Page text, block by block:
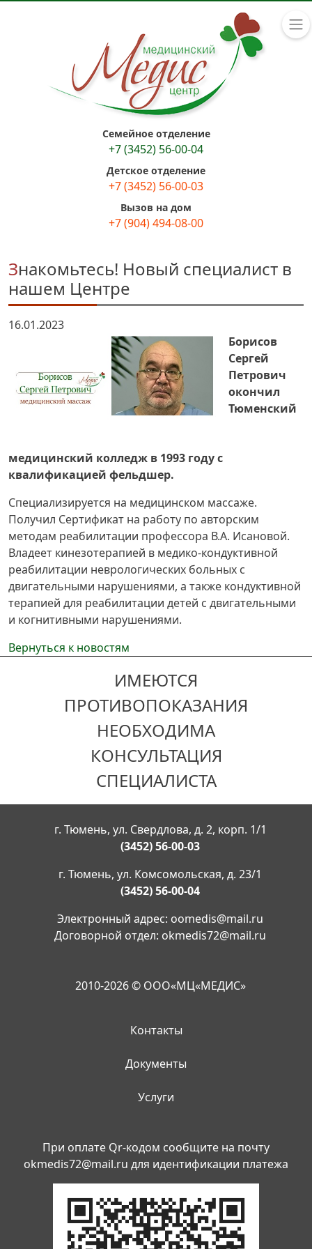
Семейное отделение
+7 (3452) 56-00-04
Детское отделение
+7 (3452) 56-00-03
Вызов на дом
+7 (904) 494-08-00
Знакомьтесь! Новый специалист в
нашем Центре
16.01.2023
Борисов
Сергей
Петрович
окончил
Тюменский
медицинский колледж в 1993 году с
квалификацией фельдшер.
Специализируется на медицинском массаже.
Получил Сертификат на работу по авторским
методам реабилитации профессора В.А. Исановой.
Владеет кинезотерапией в медико-кондуктивной
реабилитации неврологических больных с
двигательными нарушениями, а также кондуктивной
терапией для реабилитации детей с двигательными
и когнитивными нарушениями.
Вернуться к новостям
ИМЕЮТСЯ
ПРОТИВОПОКАЗАНИЯ
НЕОБХОДИМА
КОНСУЛЬТАЦИЯ
СПЕЦИАЛИСТА
г. Тюмень, ул. Свердлова, д. 2, корп. 1/1
(3452) 56-00-03
г. Тюмень, ул. Комсомольская, д. 23/1
(3452) 56-00-04
Электронный адрес: oomedis@mail.ru
Договорной отдел: okmedis72@mail.ru
2010-2026 © ООО«МЦ«МЕДИС»
Контакты
Документы
Услуги
При оплате Qr-кодом сообщите на почту
okmedis72@mail.ru для идентификации платежа